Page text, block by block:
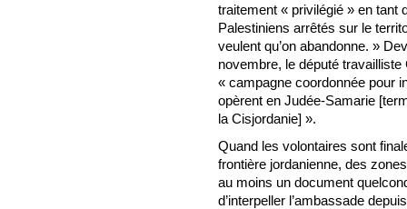
traitement « privilégié » en tant
Palestiniens arrêtés sur le
veulent qu’on abandonne. »
novembre, le député
« campagne coordonnée pour
opèrent en Judée-Samarie
la Cisjordanie] ».
Quand les volontaires sont
frontière jordanienne, des
au moins un document
d’interpeller l’ambassade